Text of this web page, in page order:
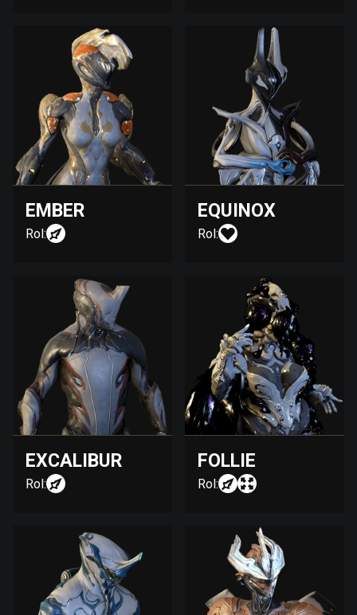
EMBER
Rol:
EQUINOX
Rol:
EXCALIBUR
Rol:
FOLLIE
Rol: